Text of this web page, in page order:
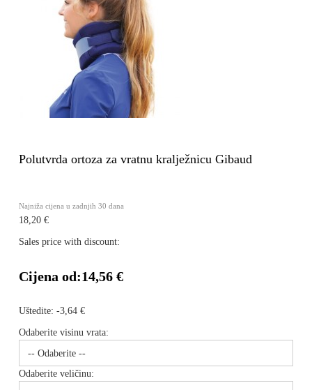
Polutvrda ortoza za vratnu kralježnicu Gibaud
Najniža cijena u zadnjih 30 dana
18,20 €
Sales price with discount:
Cijena od:14,56 €
Uštedite: -3,64 €
Odaberite visinu vrata:
Odaberite veličinu: